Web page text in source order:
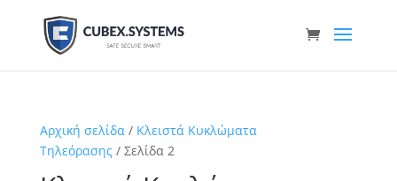
Αρχική σελίδα/ Κλειστά Κυκλώματα
Τηλεόρασης/ Σελίδα 2